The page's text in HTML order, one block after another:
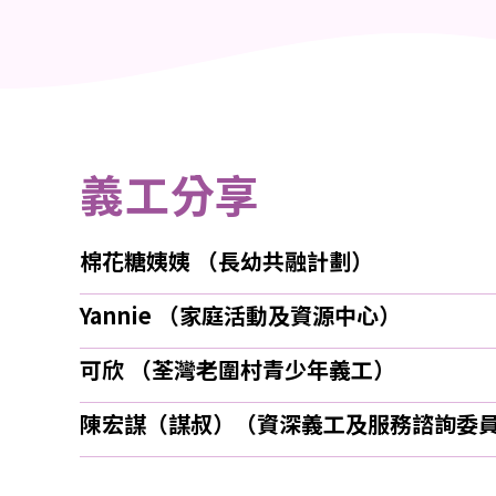
義工分享
棉花糖姨姨 （長幼共融計劃）
Yannie （家庭活動及資源中心）
可欣 （荃灣老圍村青少年義工）
陳宏謀（謀叔）（資深義工及服務諮詢委